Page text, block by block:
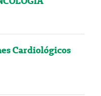
Cardiológicos